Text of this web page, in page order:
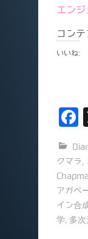
エン
コン
いいね:
c
e
クマラ
アガペ
イン合
学
多次